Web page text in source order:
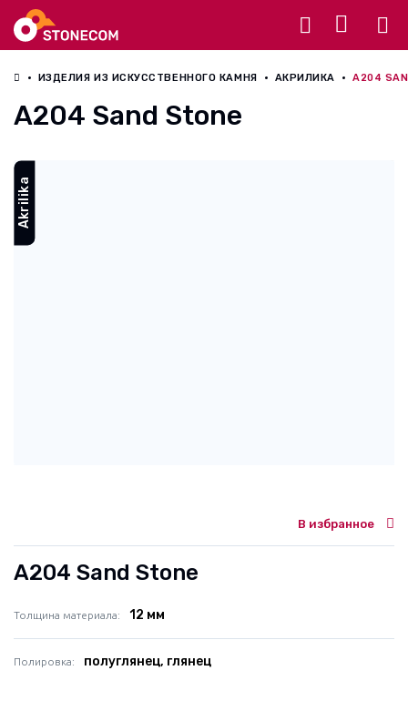
ИЗДЕЛИЯ ИЗ ИСКУССТВЕННОГО КАМНЯ АКРИЛИКА A204
A204 Sand Stone
Akrilika
В избранное
A204 Sand Stone
Толщина материала 12 мм
Полировка полуглянец, глянец